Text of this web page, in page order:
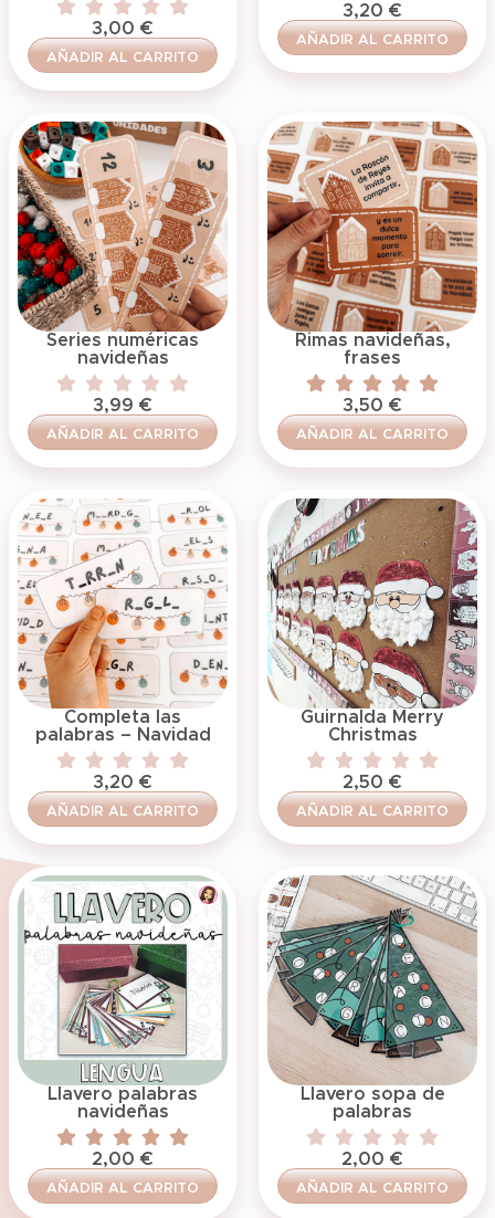
3,00 €
AÑADIR AL CARRITO
3,20 €
AÑADIR AL CARRITO
Series numéricas
navideñas
3,99 €
AÑADIR AL CARRITO
Rimas navideñas,
frases
3,50 €
AÑADIR AL CARRITO
Completa las
palabras – Navidad
3,20 €
AÑADIR AL CARRITO
Guirnalda Merry
Christmas
2,50 €
AÑADIR AL CARRITO
Llavero palabras
navideñas
2,00 €
AÑADIR AL CARRITO
Llavero sopa de
palabras
2,00 €
AÑADIR AL CARRITO